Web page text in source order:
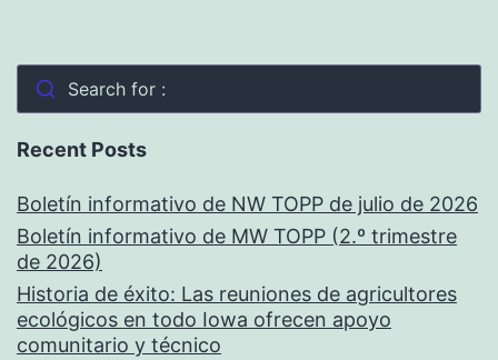
Search for :
Recent Posts
Boletín informativo de NW TOPP de julio de 2026
Boletín informativo de MW TOPP (2.º trimestre
de 2026)
Historia de éxito: Las reuniones de agricultores
ecológicos en todo Iowa ofrecen apoyo
comunitario y técnico